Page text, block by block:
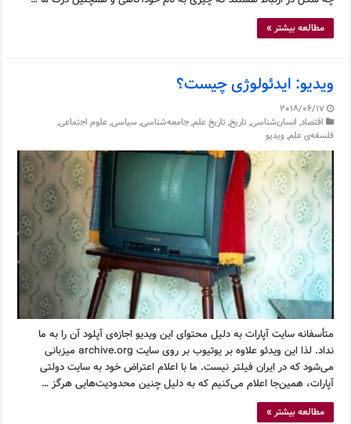
مطالعه بیشتر »
ویدیو: ایدئولوژی چیست؟
2018/06/17
اقتصاد, انسان‌شناسی, تاریخ, تاریخ علم,جامعه‌شناسی, سیاسی,علوم اجتماعی,
فلسفه‌ی علم,ویدیو
متأسفانه سایت آپارات به دلیل محتوای این ویدیو اجازه‌ی آپلود آن را به ما
نداد. لذا این ویدئو علاوه بر یوتیوب بر روی سایت archive.org میزبانی
می‌شود که در ایران فیلتر نیست. ما با اعلام اعتراض خود به سایت دولتی
آپارات، همین‌جا اعلام می‌کنیم که به دلیل چنین محدودیت‌هایی هرگز …
مطالعه بیشتر »